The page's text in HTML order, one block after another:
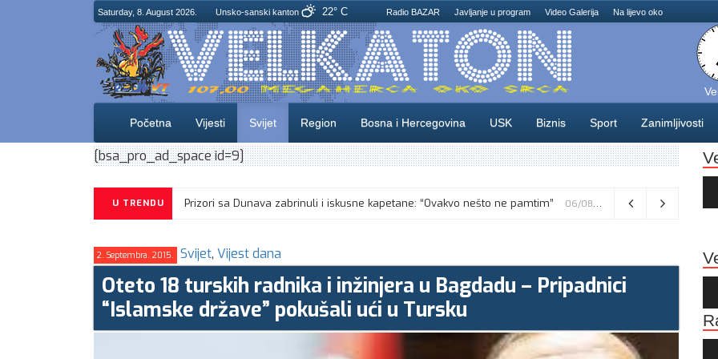
Saturday, 8. August 2026. Unsko-sanski kanton 22° C Radio BAZAR Javljanje u program Video Galerija Na lijevo oko
Početna Vijesti Svijet Region Bosna i Hercegovina USK Biznis Sport Zanimljivosti
[bsa_pro_ad_space id=9]
U TRENDU Prizori sa Dunava zabrinuli i iskusne kapetane: “Ovakvo nešto ne pamtim” 06/08/2026
Vance kaže da će pregovori s Iranom potrajati, odbacio navode o sukobu s Netanyahuom 06/08/2026
2. Septembra. 2015. Svijet, Vijest dana
Oteto 18 turskih radnika i inžinjera u Bagdadu – Pripadnici
“Islamske države” pokušali ući u Tursku